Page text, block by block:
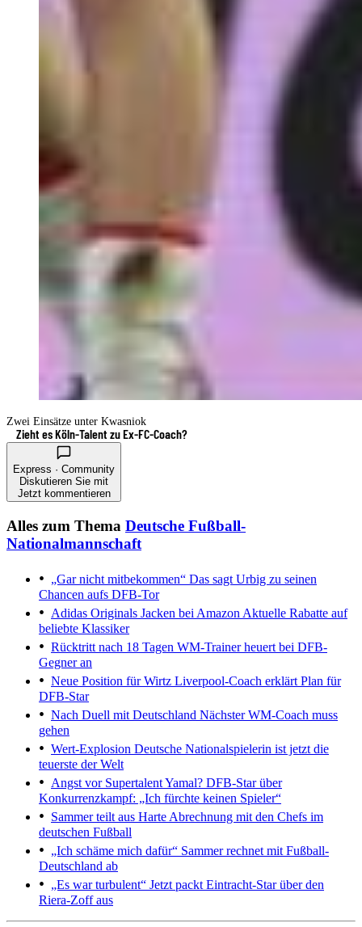
Zwei Einsätze unter Kwasniok
Zieht es Köln-Talent zu Ex-FC-Coach?
Express · Community
Diskutieren Sie mit
Jetzt kommentieren
Alles zum Thema Deutsche Fußball-
Nationalmannschaft
„Gar nicht mitbekommen“ Das sagt Urbig zu seinen
Chancen aufs DFB-Tor
Adidas Originals Jacken bei Amazon Aktuelle Rabatte auf
beliebte Klassiker
Rücktritt nach 18 Tagen WM-Trainer heuert bei DFB-
Gegner an
Neue Position für Wirtz Liverpool-Coach erklärt Plan für
DFB-Star
Nach Duell mit Deutschland Nächster WM-Coach muss
gehen
Wert-Explosion Deutsche Nationalspielerin ist jetzt die
teuerste der Welt
Angst vor Supertalent Yamal? DFB-Star über
Konkurrenzkampf: „Ich fürchte keinen Spieler“
Sammer teilt aus Harte Abrechnung mit den Chefs im
deutschen Fußball
„Ich schäme mich dafür“ Sammer rechnet mit Fußball-
Deutschland ab
„Es war turbulent“ Jetzt packt Eintracht-Star über den
Riera-Zoff aus